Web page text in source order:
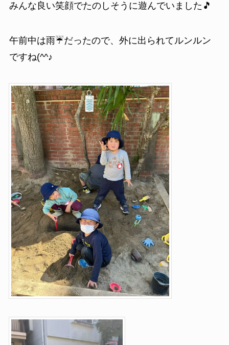
みんな良い笑顔でたのしそうに遊んでいました🎵
午前中は雨☔だったので、外に出られてルンルン
ですね(^^♪